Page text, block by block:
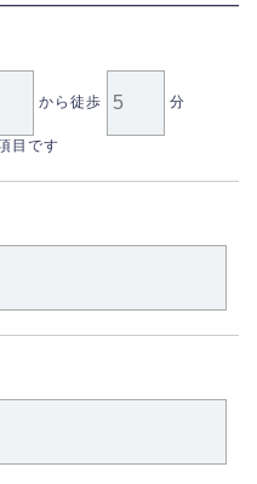
から徒歩 分
目です